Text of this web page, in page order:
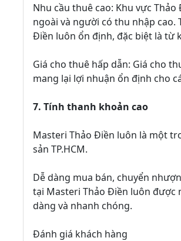
Nhu cầu thuê cao: Khu vực
ngoài và người có thu nhập cao.
Điền luôn ổn định, đặc biệt là từ
Giá cho thuê hấp dẫn: Giá cho
mang lại lợi nhuận ổn định cho
7. Tính thanh khoản cao
Masteri Thảo Điền luôn là một
sản TP.HCM.
Dễ dàng mua bán, chuyển
tại Masteri Thảo Điền luôn được
dàng và nhanh chóng.
Đánh giá khách hàng